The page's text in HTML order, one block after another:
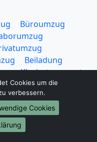
Büroumzug
Beiladung
Klaviertransport
Möbeltaxi
Cookies um die
verbessern.
Cookies